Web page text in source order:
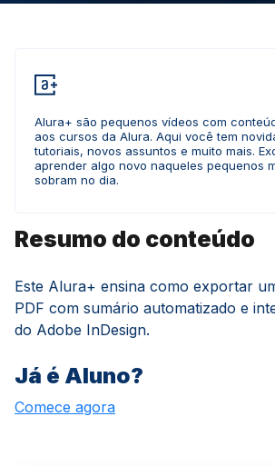
Alura+ são pequenos vídeos com
aos cursos da Alura. Aqui você tem
tutoriais, novos assuntos e muito mais.
aprender algo novo naqueles pequenos
sobram no dia.
Resumo do conteúdo
Este Alura+ ensina como exportar
PDF com sumário automatizado e
do Adobe InDesign.
Já é Aluno?
Comece agora